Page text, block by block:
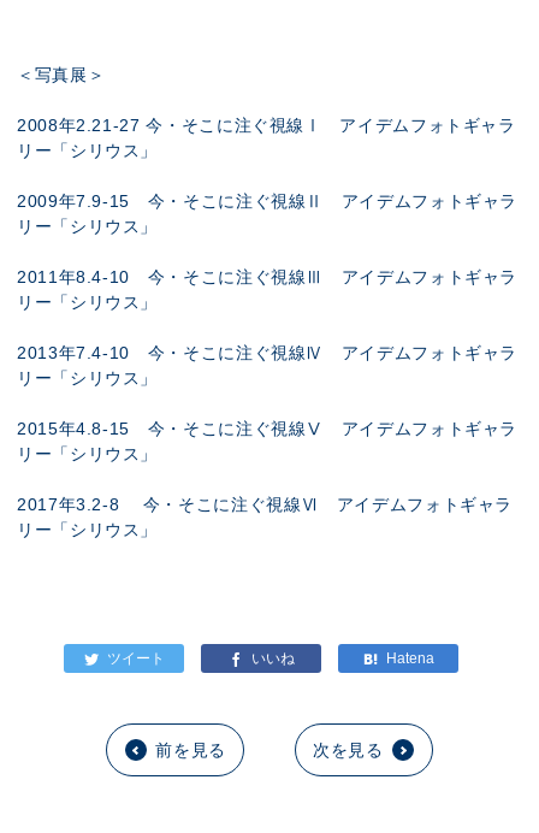
＜写真展＞
2008年2.21-27 今・そこに注ぐ視線Ⅰ アイデムフォトギャラ
リー「シリウス」
2009年7.9-15 今・そこに注ぐ視線Ⅱ アイデムフォトギャラ
リー「シリウス」
2011年8.4-10 今・そこに注ぐ視線Ⅲ アイデムフォトギャラ
リー「シリウス」
2013年7.4-10 今・そこに注ぐ視線Ⅳ アイデムフォトギャラ
リー「シリウス」
2015年4.8-15 今・そこに注ぐ視線Ⅴ アイデムフォトギャラ
リー「シリウス」
2017年3.2-8 今・そこに注ぐ視線Ⅵ アイデムフォトギャラ
リー「シリウス」
前を見る 次を見る